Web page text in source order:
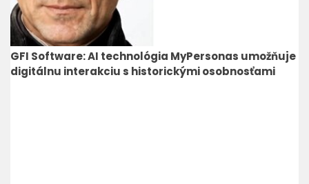
GFI Software: AI technológia MyPersonas umožňuje
digitálnu interakciu s historickými osobnosťami